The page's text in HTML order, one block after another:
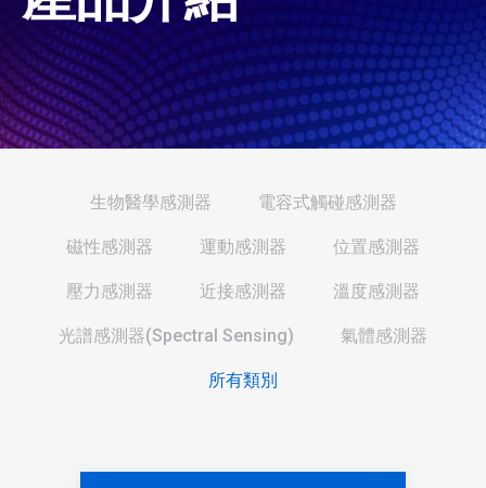
生物醫學感測器 電容式觸碰感測器
磁性感測器 運動感測器 位置感測器
壓力感測器 近接感測器 溫度感測器
光譜感測器(Spectral Sensing) 氣體感測器
所有類別